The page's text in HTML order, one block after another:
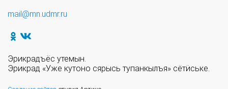
mail@mn.udmr.ru
Эрикрадъёс утемын.
Эрикрад «Уже кутоно сярысь тупанкылъя» сётӥське.